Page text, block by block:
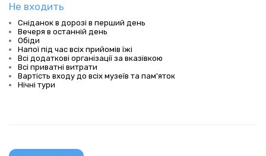
Не входить
Сніданок в дорозі в перший день
Вечеря в останній день
Обіди
Напої під час всіх прийомів їжі
Всі додаткові організації за вказівкою
Всі приватні витрати
Вартість входу до всіх музеїв та пам'яток
Нічні тури